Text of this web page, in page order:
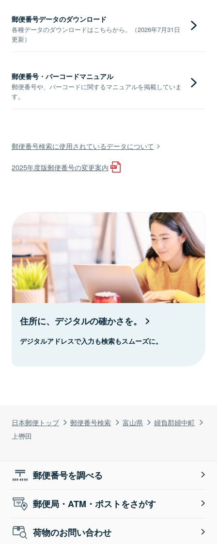
日本郵便トップ 郵便番号検索 富山県
婦負郡婦中町
上轡田
郵便番号データのダウンロード
各種データのダウンロードはこちらから。（2026年7月31日
更新）
郵便番号・バーコードマニュアル
郵便番号や、バーコードに関するマニュアルを掲載していま
す。
郵便番号検索に使用されているデータについて
2025年度版郵便番号の変更案内
住所に、デジタルの確かさを。
デジタルアドレスで入力も検索もスムーズに。
郵便番号を調べる
郵便局・ATM・ポストをさがす
荷物のお問い合わせ